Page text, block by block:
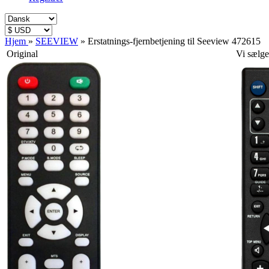
Hjem » SEEVIEW » Erstatnings-fjernbetjening til Seeview 472615
Original
Vi